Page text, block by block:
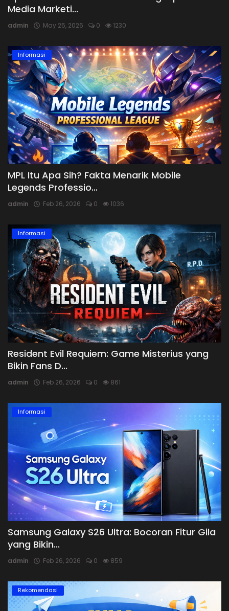
Media Marketi...
admin May 25, 2026 0 1230
Informasi
MPL Itu Apa Sih? Fakta Menarik Mobile
Legends Professio...
admin Feb 26, 2026 0 1036
Informasi
Resident Evil Requiem: Game Misterius yang
Bikin Fans D...
admin Feb 26, 2026 0 861
Informasi
Samsung Galaxy S26 Ultra: Bocoran Fitur Gila
yang Bikin...
admin Feb 26, 2026 0 859
Rekomendasi